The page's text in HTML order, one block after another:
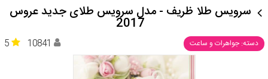
سرویس طلا ظریف - مدل سرویس طلای جدید عروس
2017
دسته: جواهرات و ساعت 5 10841